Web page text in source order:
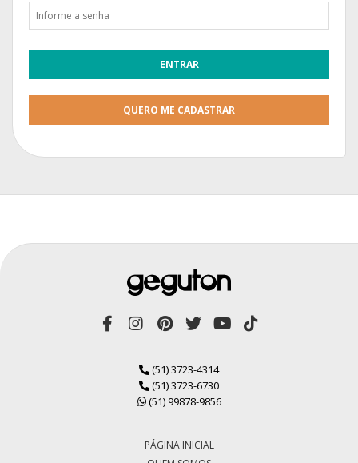
QUERO ME CADASTRAR
(51) 3723-4314
(51) 3723-6730
(51) 99878-9856
PÁGINA INICIAL